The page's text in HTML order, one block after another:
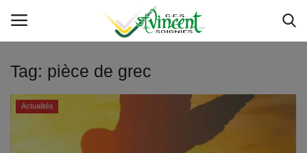
Accueil
Tag: pièce de grec
Actualités